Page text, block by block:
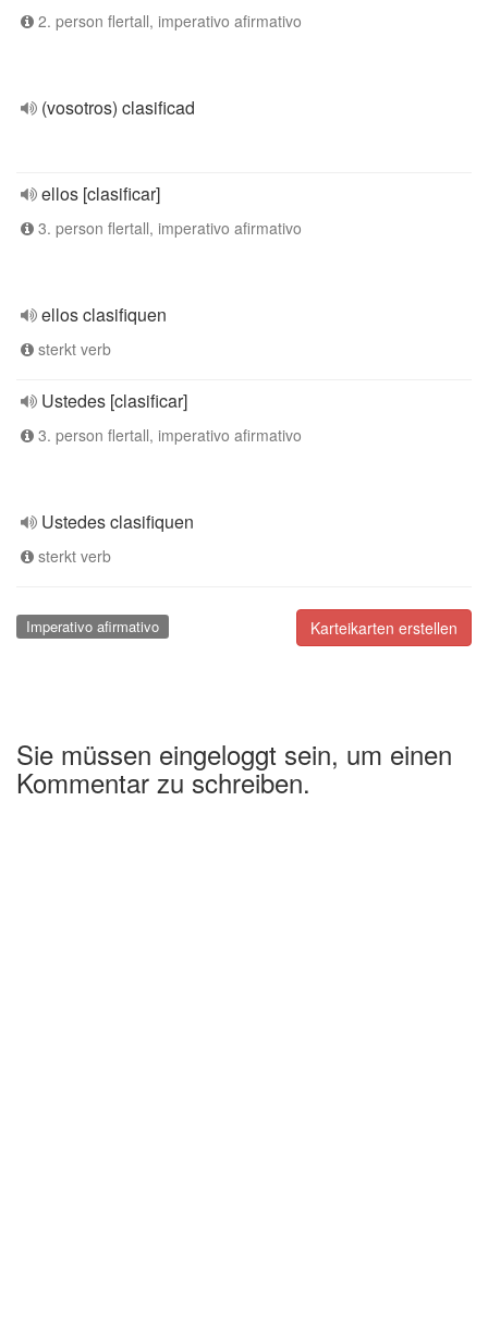
2. person flertall, imperativo afirmativo
(vosotros) clasificad
ellos [clasificar]
3. person flertall, imperativo afirmativo
ellos clasifiquen
sterkt verb
Ustedes [clasificar]
3. person flertall, imperativo afirmativo
Ustedes clasifiquen
sterkt verb
Karteikarten erstellen
Imperativo afirmativo
Sie müssen eingeloggt sein, um einen
Kommentar zu schreiben.